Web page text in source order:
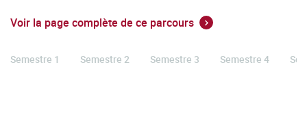
Voir la page complète de ce parcours
Semestre 1 Semestre 2 Semestre 3 Semestre 4